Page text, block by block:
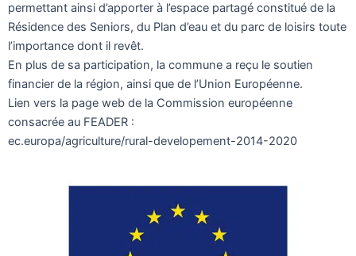
permettant ainsi d’apporter à l’espace partagé constitué de la
Résidence des Seniors, du Plan d’eau et du parc de loisirs toute
l’importance dont il revêt.
En plus de sa participation, la commune a reçu le soutien
financier de la région, ainsi que de l’Union Européenne.
Lien vers la page web de la Commission européenne
consacrée au FEADER :
ec.europa/agriculture/rural-developement-2014-2020